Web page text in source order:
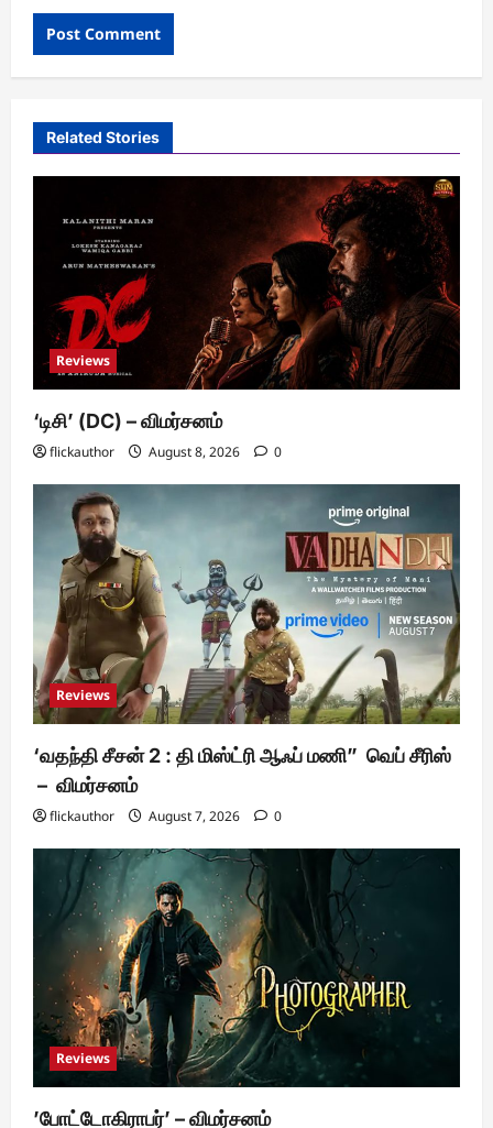
Related Stories
Reviews
‘டிசி’ (DC) – விமர்சனம்
flickauthor August 8, 2026 0
Reviews
‘வதந்தி சீசன் 2 : தி மிஸ்ட்ரி ஆஃப் மணி” வெப் சீரிஸ்
– விமர்சனம்
flickauthor August 7, 2026 0
Reviews
’போட்டோகிராபர்’ – விமர்சனம்